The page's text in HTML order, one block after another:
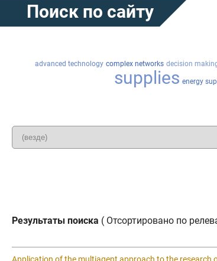
Поиск по сайту
advanced technology complex networks decision
supplies energy
Результаты поиска ( Отсортировано по
Application of the multiagent approach to the research